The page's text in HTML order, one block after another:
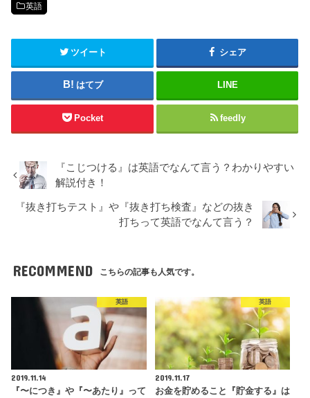
英語
ツイート シェア
はてブ LINE
Pocket feedly
『こじつける』は英語でなんて言う？わかりやすい
解説付き！
『抜き打ちテスト』や『抜き打ち検査』などの抜き
打ちって英語でなんて言う？
RECOMMEND こちらの記事も人気です。
英語
2019.11.14
『〜につき』や『〜あたり』って
英語
2019.11.17
お金を貯めること『貯金する』は